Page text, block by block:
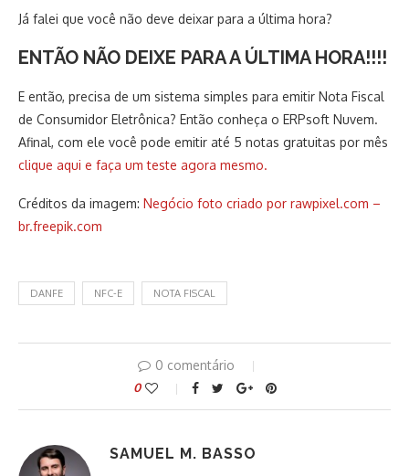
Já falei que você não deve deixar para a última hora?
ENTÃO NÃO DEIXE PARA A ÚLTIMA HORA!!!!
E então, precisa de um sistema simples para emitir Nota Fiscal
de Consumidor Eletrônica? Então conheça o ERPsoft Nuvem.
Afinal, com ele você pode emitir até 5 notas gratuitas por mês
clique aqui e faça um teste agora mesmo.
Créditos da imagem: Negócio foto criado por rawpixel.com –
br.freepik.com
DANFE NFC-E NOTA FISCAL
0 comentário
0
SAMUEL M. BASSO